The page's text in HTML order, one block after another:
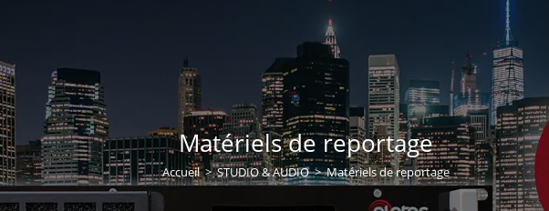
Matériels de reportage
Accueil > STUDIO & AUDIO > Matériels de reportage